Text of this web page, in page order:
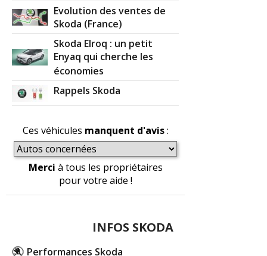
Evolution des ventes de
Skoda (France)
Skoda Elroq : un petit
Enyaq qui cherche les
économies
Rappels Skoda
Ces véhicules manquent d'avis:
Merci à tous les propriétaires
pour votre aide !
INFOS SKODA
Performances Skoda